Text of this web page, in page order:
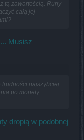
tą zawartością. Runy
całą jej
Musisz
trudności najszybciej
po monety
dropią w podobnej